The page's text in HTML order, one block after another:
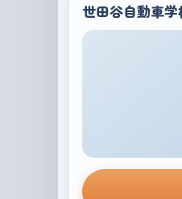
世田谷自動車学